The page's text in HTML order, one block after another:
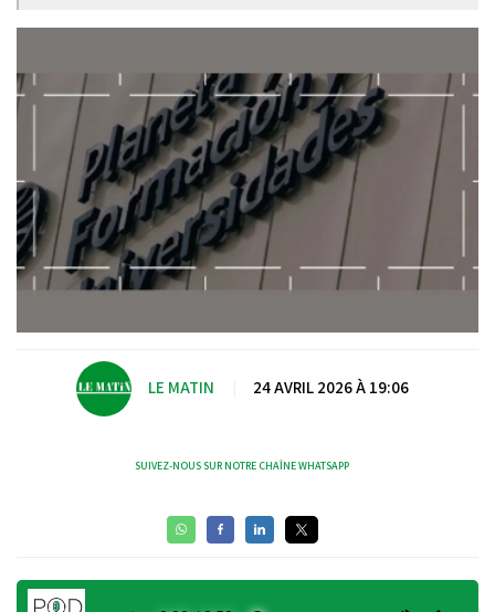
LE MATIN 24 AVRIL 2026 À 19:06
SUIVEZ-NOUS SUR NOTRE CHAÎNE WHATSAPP